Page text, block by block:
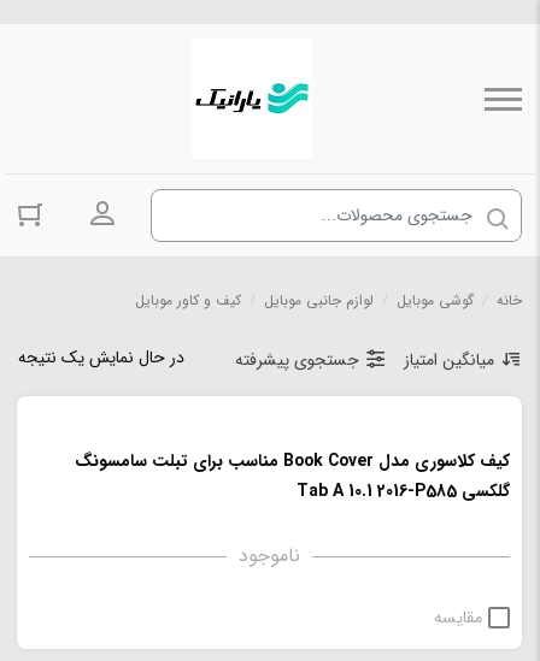
ورود به
خانه گوشی موبایل لوازم جانبی موبایل کیف و کاور موبایل
در حال نمایش یک نتیجه میانگین امتیاز جستجوی پیشرفته
کیف کلاسوری مدل Book Cover مناسب برای تبلت سامسونگ
گلکسی Tab A 10.1 2016-P585
ناموجود
مقایسه